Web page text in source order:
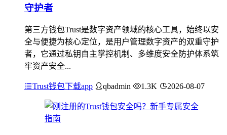
守护者
第三方钱包Trust是数字资产领域的核心工具，始终以安
全与便捷为核心定位，是用户管理数字资产的双重守护
者，它通过私钥自主掌控机制、多维度安全防护体系筑
牢资产安全...
Trust钱包下载app qbadmin 1.3K 2026-08-07